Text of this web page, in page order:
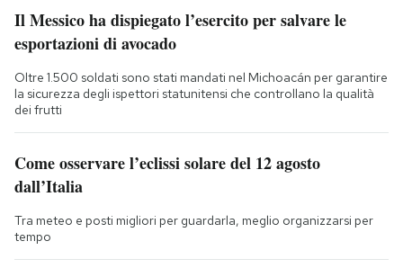
Il Messico ha dispiegato l’esercito per salvare le
esportazioni di avocado
Oltre 1.500 soldati sono stati mandati nel Michoacán per garantire
la sicurezza degli ispettori statunitensi che controllano la qualità
dei frutti
Come osservare l’eclissi solare del 12 agosto
dall’Italia
Tra meteo e posti migliori per guardarla, meglio organizzarsi per
tempo